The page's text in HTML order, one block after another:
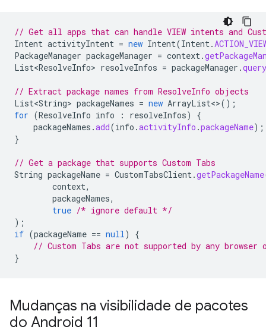
// Get all apps that can handle VIEW intents and
Intent activityIntent = new Intent(Intent.
PackageManager packageManager = context.
List<ResolveInfo> resolveInfos = packageManager .
// Extract package names from ResolveInfo objects
List<String> packageNames = new ArrayList<>();
for (ResolveInfo info : resolveInfos)
{
packageNames .add(info .activityInfo .packageName);
}
// Get a package that supports Custom Tabs
String packageName = CustomTabsClient.getPackageName
context,
packageNames,
true /* ignore default */
);
if (packageName == null)
{
// Custom Tabs are not supported by any browser
}
Mudanças na visibilidade de pacotes
do Android 11